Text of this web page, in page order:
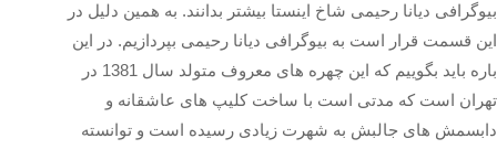
بیوگرافی دیانا رحیمی شاخ اینستا بیشتر بدانند. به همین دلیل در
این قسمت قرار است به بیوگرافی دیانا رحیمی بپردازیم. در این
باره باید بگوییم که این چهره های معروف متولد سال 1381 در
تهران است که مدتی است با ساخت کلیپ های عاشقانه و
دابسمش های جالبش به شهرت زیادی رسیده است و توانسته